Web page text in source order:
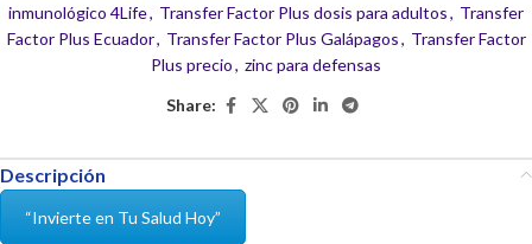
inmunológico 4Life, Transfer Factor Plus dosis para adultos, Transfer
Factor Plus Ecuador, Transfer Factor Plus Galápagos, Transfer Factor
Plus precio, zinc para defensas
Share:
Descripción
“Invierte en Tu Salud Hoy”